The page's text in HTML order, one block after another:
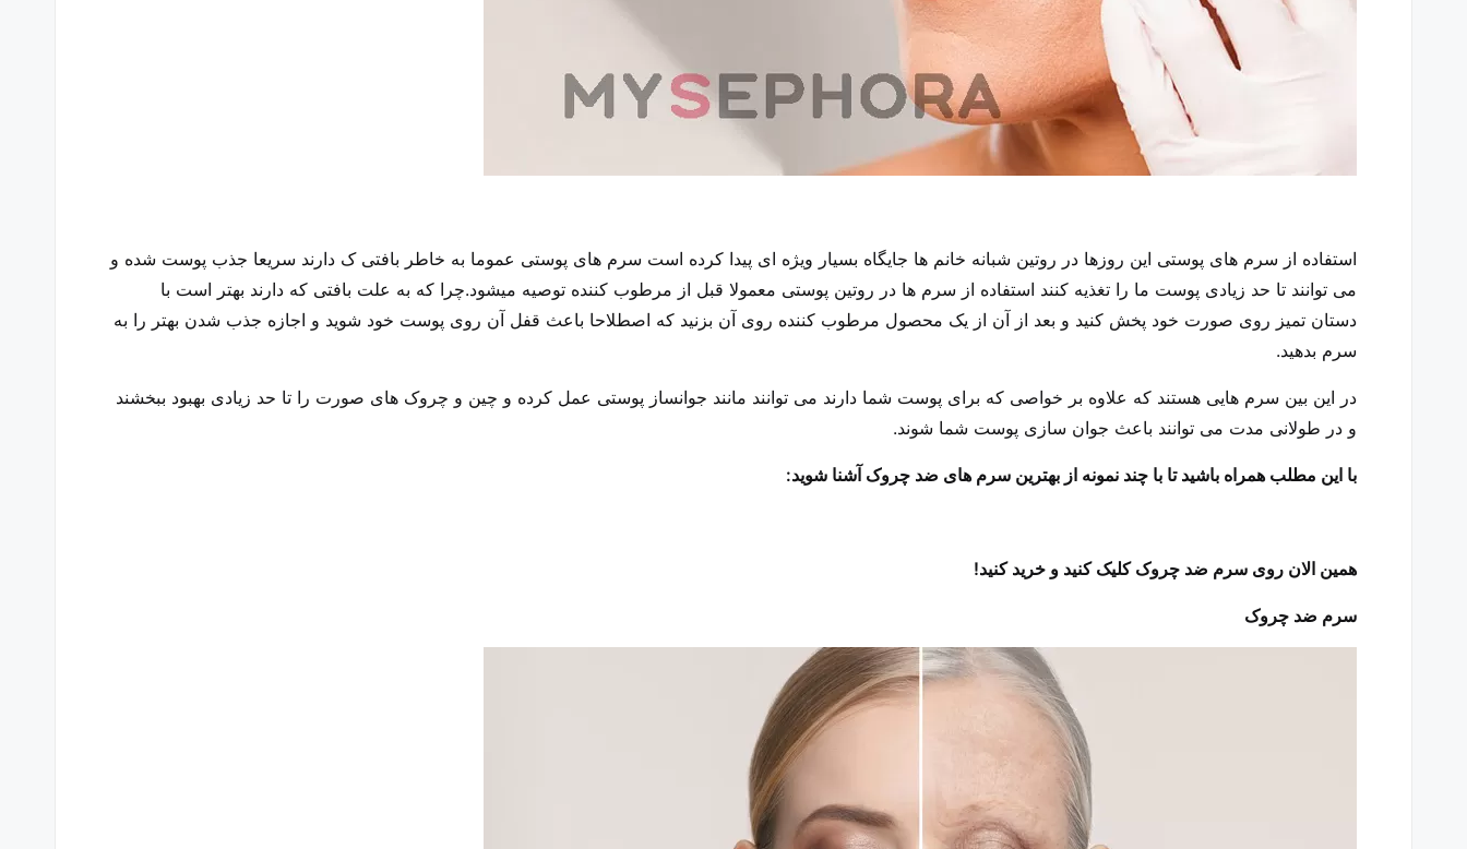
استفاده از سرم های پوستی این روزها در روتین شبانه خانم ها جایگاه بسیار ویژه ای پیدا کرده است سرم های پوستی عموما به خاطر بافتی ک دارند سریعا جذب پوست شده و
می توانند تا حد زیادی پوست ما را تغذیه کنند استفاده از سرم ها در روتین پوستی معمولا قبل از مرطوب کننده توصیه میشود.چرا که به علت بافتی که دارند بهتر است با
دستان تمیز روی صورت خود پخش کنید و بعد از آن از یک محصول مرطوب کننده روی آن بزنید که اصطلاحا باعث قفل آن روی پوست خود شوید و اجازه جذب شدن بهتر را به
سرم بدهید.
در این بین سرم هایی هستند که علاوه بر خواصی که برای پوست شما دارند می توانند مانند جوانساز پوستی عمل کرده و چین و چروک های صورت را تا حد زیادی بهبود ببخشند
و در طولانی مدت می توانند باعث جوان سازی پوست شما شوند.
با این مطلب همراه باشید تا با چند نمونه از بهترین سرم های ضد چروک آشنا شوید:
همین الان روی سرم ضد چروک کلیک کنید و خرید کنید!
سرم ضد چروک